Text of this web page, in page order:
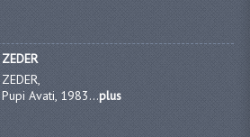
ZEDER
ZEDER,
Pupi Avati, 1983...plus